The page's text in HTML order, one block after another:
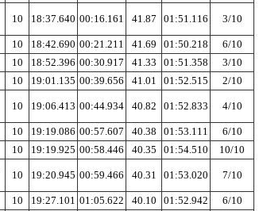
10 18:37.640 00:16.161 41.87 01:51.116 3/10
10 18:42.690 00:21.211 41.69 01:50.218
6/10
10 18:52.396 00:30.917 41.33 01:51.358
3/10
10 19:01.135 00:39.656 41.01 01:52.515 2/10
10 19:06.413 00:44.934 40.82 01:52.833 4/10
10 19:19.086 00:57.607 40.38 01:53.111
6/10
10 19:19.925 00:58.446 40.35 01:54.510 10/10
10 19:20.945 00:59.466 40.31 01:53.020 7/10
10 19:27.101 01:05.622 40.10 01:52.942
6/10